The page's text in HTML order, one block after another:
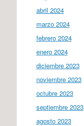
abril 2024
marzo 2024
febrero 2024
enero 2024
diciembre 2023
noviembre 2023
octubre 2023
septiembre 2023
agosto 2023